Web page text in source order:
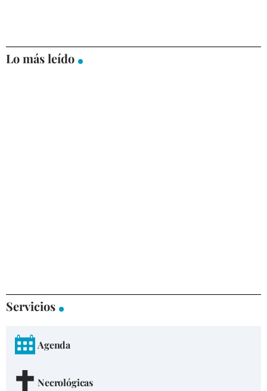
Lo más leído
Servicios
Agenda
Necrológicas